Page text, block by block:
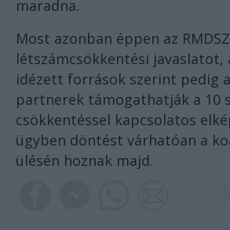
maradna.
Most azonban éppen az
létszámcsökkentési javaslatot,
idézett források szerint pedig
partnerek támogathatják a 10
csökkentéssel kapcsolatos
ügyben döntést várhatóan a
ülésén hoznak majd.